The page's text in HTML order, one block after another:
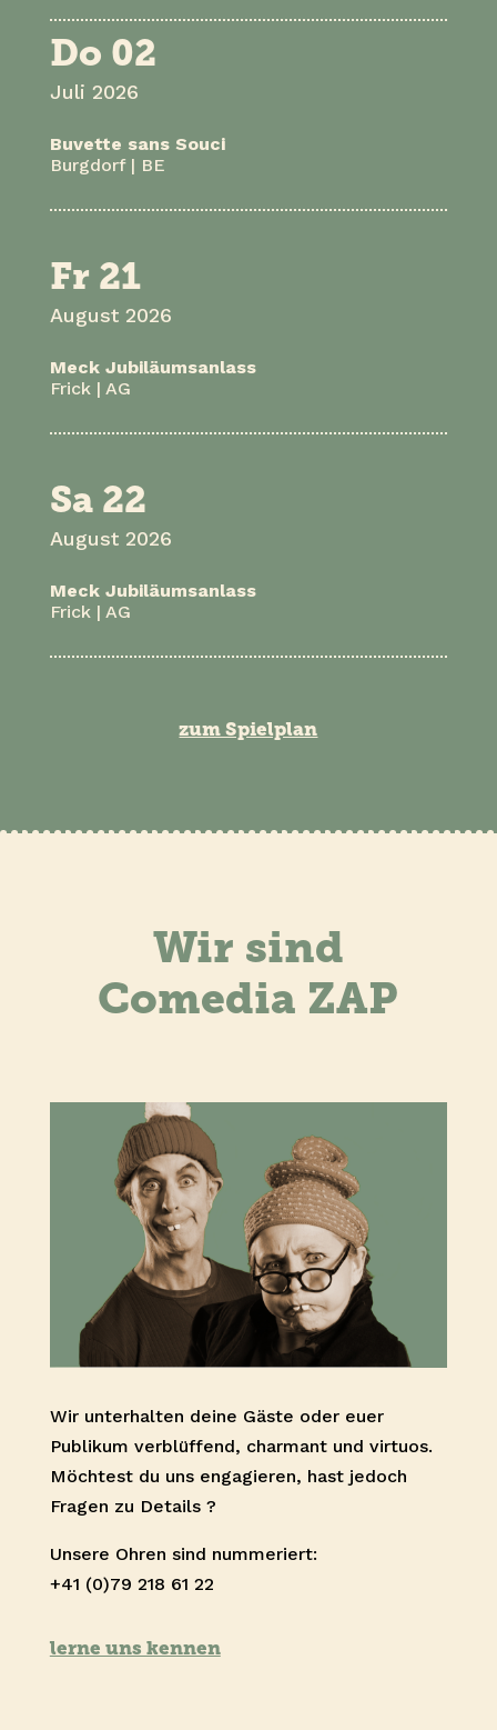
Do 02
Juli 2026
Buvette sans Souci
Burgdorf | BE
Fr 21
August 2026
Meck Jubiläumsanlass
Frick | AG
Sa 22
August 2026
Meck Jubiläumsanlass
Frick | AG
zum Spielplan
Wir sind
Comedia ZAP
Wir unterhalten deine Gäste oder euer
Publikum verblüffend, charmant und virtuos.
Möchtest du uns engagieren, hast jedoch
Fragen zu Details ?
Unsere Ohren sind nummeriert:
+41 (0)79 218 61 22
lerne uns kennen